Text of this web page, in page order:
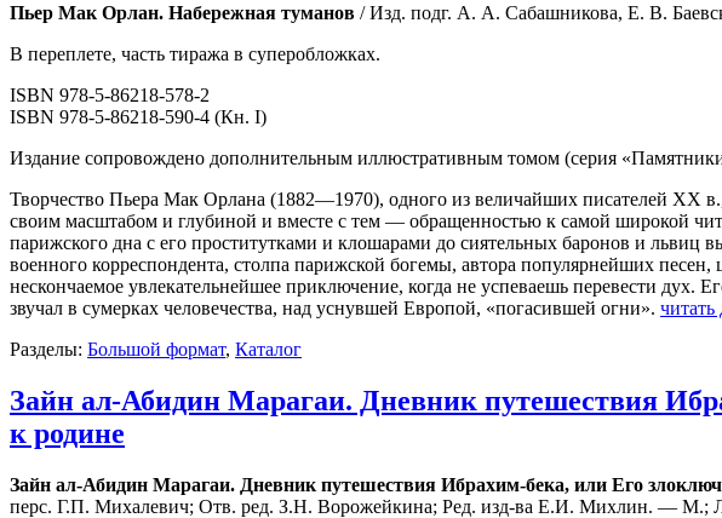
Пьер Мак Орлан. Набережная туманов / Изд. подг. А. А. Сабашникова, Е. В.
В переплете, часть тиража в суперобложках.
ISBN 978-5-86218-578-2
ISBN 978-5-86218-590-4 (Кн. I)
Издание сопровождено дополнительным иллюстративным томом (серия
Творчество Пьера Мак Орлана (1882—1970), одного из величайших писателей XX
своим масштабом и глубиной и вместе с тем — обращенностью к самой широкой
парижского дна с его проститутками и клошарами до сиятельных баронов и
военного корреспондента, столпа парижской богемы, автора популярнейших
нескончаемое увлекательнейшее приключение, когда не успеваешь перевести
звучал в сумерках человечества, над уснувшей Европой, «погасившей огни». читать
Разделы: Большой формат, Каталог
Зайн ал-Абидин Марагаи. Дневник путешествия
к родине
Зайн ал-Абидин Марагаи. Дневник путешествия Ибрахим-бека, или Его
перс. Г.П. Михалевич; Отв. ред. З.Н. Ворожейкина; Ред. изд-ва Е.И. Михлин. — М.;